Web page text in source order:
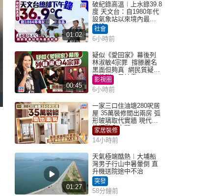
01:02
破紀錄高溫︱上水錄39.8
度 天文台：自1980年代
設氣象站以來境內最高
紀錄
社會
6小時前
00:45
疑似《愛回家》幕後列
林淑敏4宗罪 撐滕麗名
黑面但夠真 網民質疑：
真係咁一早被雪
影視圈
6小時前
一家三口住油塘280呎居
屋 35萬裝修間出兩房 弧
形玻璃取代實牆 現代神
枱櫃融入玄關
家居裝修
14小時前
01:27
天氣極端酷熱︱大埔船
灣男子行山中暑暈倒 直
升機送院途中不治
突發
58分鐘前